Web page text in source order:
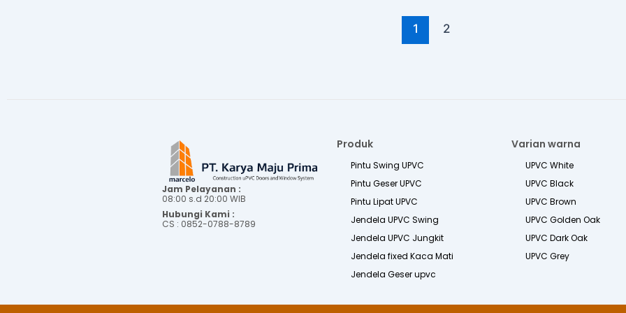
1 2
Jam Pelayanan :
08:00 s.d 20:00 WIB
Hubungi Kami :
CS : 0852-0788-8789
Produk
Pintu Swing UPVC
Pintu Geser UPVC
Pintu Lipat UPVC
Jendela UPVC Swing
Jendela UPVC Jungkit
Jendela fixed Kaca Mati
Jendela Geser upvc
Varian warna
UPVC White
UPVC Black
UPVC Brown
UPVC Golden Oak
UPVC Dark Oak
UPVC Grey